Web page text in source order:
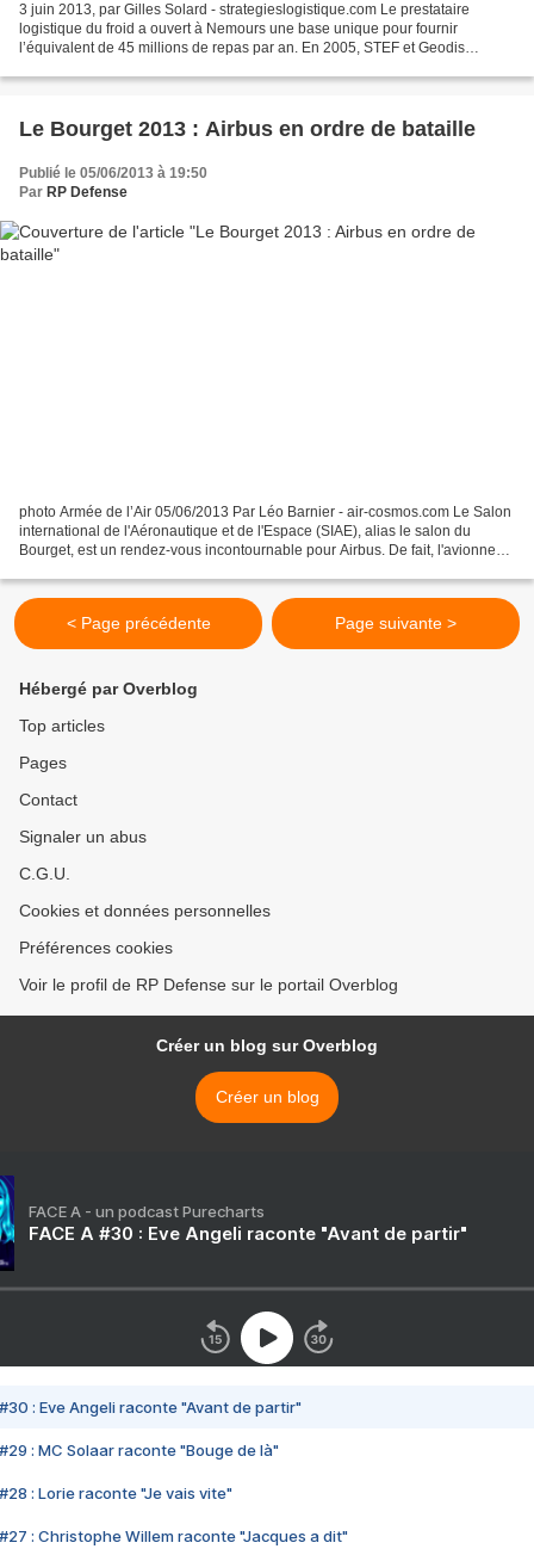
3 juin 2013, par Gilles Solard - strategieslogistique.com Le prestataire
logistique du froid a ouvert à Nemours une base unique pour fournir
l’équivalent de 45 millions de repas par an. En 2005, STEF et Geodis
Le Bourget 2013 : Airbus en ordre de bataille
Publié le 05/06/2013 à 19:50
Par RP Defense
photo Armée de l’Air 05/06/2013 Par Léo Barnier - air-cosmos.com Le Salon
international de l'Aéronautique et de l'Espace (SIAE), alias le salon du
Bourget, est un rendez-vous incontournable pour Airbus. De fait, l'avionneur
< Page précédente Page suivante >
Hébergé par Overblog
Top articles
Pages
Contact
Signaler un abus
C.G.U.
Cookies et données personnelles
Préférences cookies
Voir le profil de RP Defense sur le portail Overblog
Créer un blog sur Overblog
Créer un blog
FACE A - un podcast Purecharts
FACE A #30 : Eve Angeli raconte "Avant de partir"
#30 : Eve Angeli raconte "Avant de partir"
#29 : MC Solaar raconte "Bouge de là"
#28 : Lorie raconte "Je vais vite"
#27 : Christophe Willem raconte "Jacques a dit"